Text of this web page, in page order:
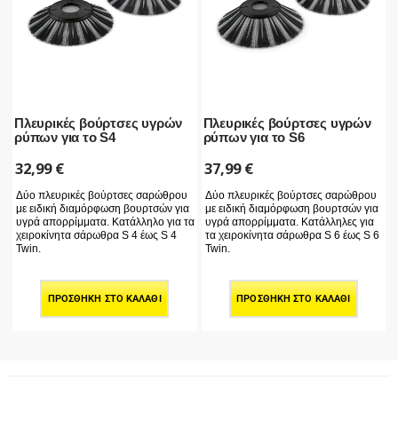
Πλευρικές βούρτσες υγρών
ρύπων για το S4
32,99€
Δύο πλευρικές βούρτσες σαρώθρου
με ειδική διαμόρφωση βουρτσών για
υγρά απορρίμματα. Κατάλληλο για τα
χειροκίνητα σάρωθρα S 4 έως S 4
Twin.
ΠΡΟΣΘΉΚΗ ΣΤΟ ΚΑΛΆΘΙ
Πλευρικές βούρτσες υγρών
ρύπων για το S6
37,99€
Δύο πλευρικές βούρτσες σαρώθρου
με ειδική διαμόρφωση βουρτσών για
υγρά απορρίμματα. Κατάλληλες για
τα χειροκίνητα σάρωθρα S 6 έως S 6
Twin.
ΠΡΟΣΘΉΚΗ ΣΤΟ ΚΑΛΆΘΙ